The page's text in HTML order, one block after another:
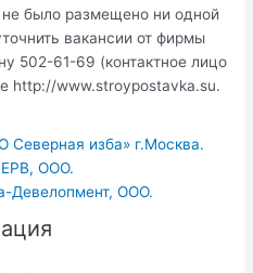
было размещено ни одной
вакансии от фирмы
502-61-69 (контактное лицо
http://www.stroypostavka.su.
Северная изба» г.Москва.
ООО.
Девелопмент, ООО.